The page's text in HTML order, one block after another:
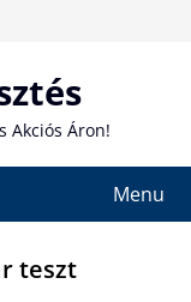
Akciós Áron!
Menu
teszt